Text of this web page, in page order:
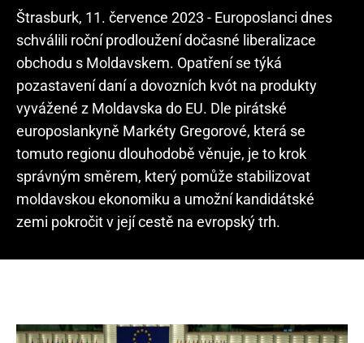
Štrasburk, 11. července 2023 - Europoslanci dnes
schválili roční prodloužení dočasné liberalizace
obchodu s Moldavskem. Opatření se týká
pozastavení daní a dovozních kvót na produkty
vyvážené z Moldavska do EU. Dle pirátské
europoslankyně Markéty Gregorové, která se
tomuto regionu dlouhodobě věnuje, je to krok
správným směrem, který pomůže stabilizovat
moldavskou ekonomiku a umožní kandidátské
zemi pokročit v její cestě na evropský trh.